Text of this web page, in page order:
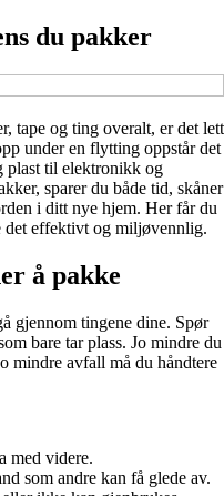
du pakker
tape og ting overalt, er det lett
under en flytting oppstår det
plast til elektronikk og
sparer du både tid, skåner
i ditt nye hjem. Her får du
det effektivt og miljøvennlig.
å pakke
gjennom tingene dine. Spør
bare tar plass. Jo mindre du
mindre avfall må du håndtere
med videre.
som andre kan få glede av.